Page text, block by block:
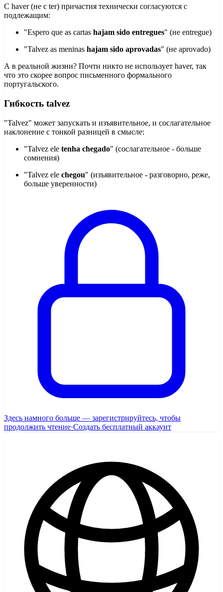
С haver (не с ter) причастия технически согласуются с
подлежащим:
"Espero que as cartas hajam sido entregues" (не entregue)
"Talvez as meninas hajam sido aprovadas" (не aprovado)
А в реальной жизни? Почти никто не использует haver, так
что это скорее вопрос письменного формального
португальского.
Гибкость talvez
"Talvez" может запускать и изъявительное, и сослагательное
наклонение с тонкой разницей в смысле:
"Talvez ele tenha chegado" (сослагательное - больше
сомнения)
"Talvez ele chegou" (изъявительное - разговорно, реже,
больше уверенности)
Здесь намного больше — зарегистрируйтесь, чтобы
продолжить чтение·Создать бесплатный аккаунт